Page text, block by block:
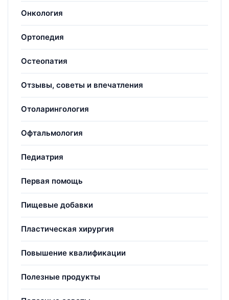
Онкология
Ортопедия
Остеопатия
Отзывы, советы и впечатления
Отоларингология
Офтальмология
Педиатрия
Первая помощь
Пищевые добавки
Пластическая хирургия
Повышение квалификации
Полезные продукты